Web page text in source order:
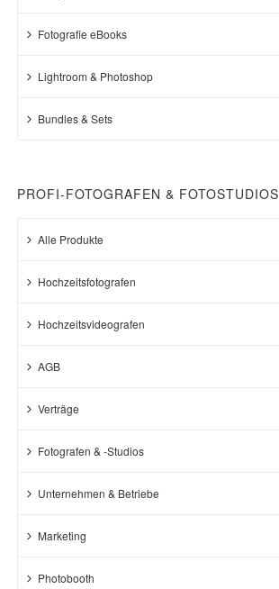
Fotografie eBooks
Lightroom & Photoshop
Bundles & Sets
PROFI-FOTOGRAFEN & FOTOSTUDIOS
Alle Produkte
Hochzeitsfotografen
Hochzeitsvideografen
AGB
Verträge
Fotografen & -Studios
Unternehmen & Betriebe
Marketing
Photobooth